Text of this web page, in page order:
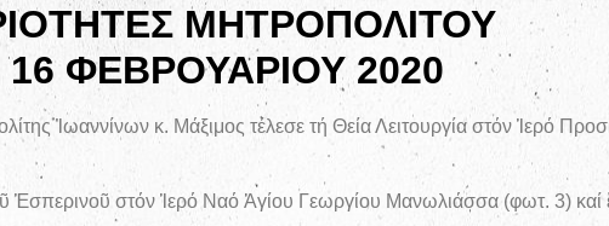
ΜΗΤΡΟΠΟΛΙΤΟΥ
16 ΦΕΒΡΟΥΑΡΙΟΥ 2020
Ἰωαννίνων κ. Μάξιμος τέλεσε τή Θεία Λειτουργία στόν Ἱερό
Ἑσπερινοῦ στόν Ἱερό Ναό Ἁγίου Γεωργίου Μανωλιάσσα (φωτ. 3) καί